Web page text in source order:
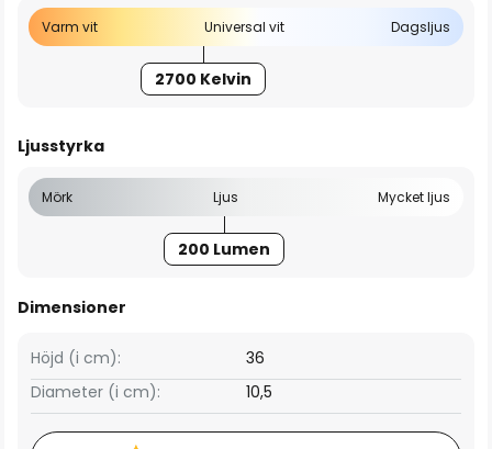
Varm vit Universal vit Dagsljus
2700 Kelvin
Ljusstyrka
Mörk Ljus Mycket ljus
200 Lumen
Dimensioner
Höjd (i cm):
36
Diameter (i cm):
10,5